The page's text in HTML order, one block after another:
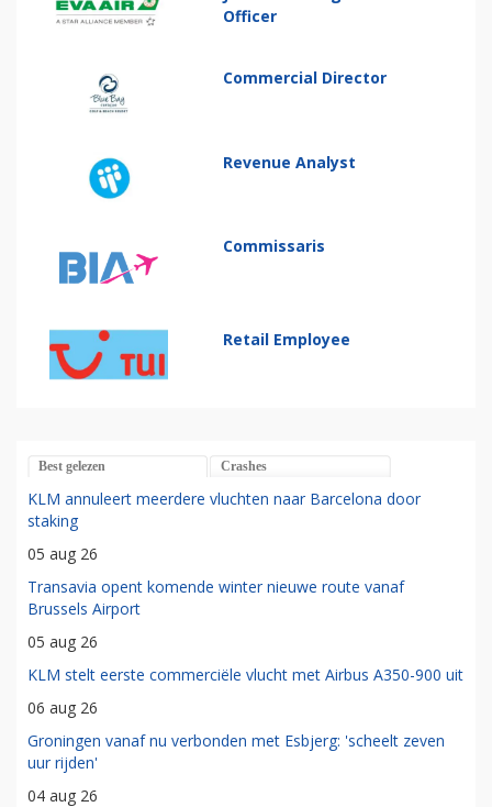
Officer
Commercial Director
Revenue Analyst
Commissaris
Retail Employee
Best gelezen Crashes
KLM annuleert meerdere vluchten naar Barcelona door
staking
05 aug 26
Transavia opent komende winter nieuwe route vanaf
Brussels Airport
05 aug 26
KLM stelt eerste commerciële vlucht met Airbus A350-900 uit
06 aug 26
Groningen vanaf nu verbonden met Esbjerg: 'scheelt zeven
uur rijden'
04 aug 26